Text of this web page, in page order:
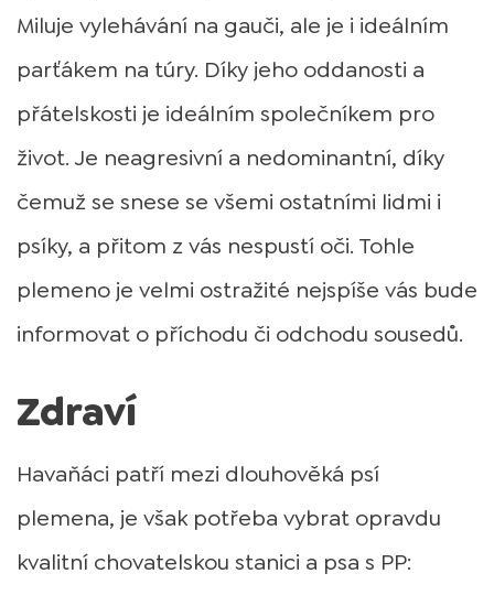
Miluje vylehávání na gauči, ale je i ideálním
parťákem na túry. Díky jeho oddanosti a
přátelskosti je ideálním společníkem pro
život. Je neagresivní a nedominantní, díky
čemuž se snese se všemi ostatními lidmi i
psíky, a přitom z vás nespustí oči. Tohle
plemeno je velmi ostražité nejspíše vás bude
informovat o příchodu či odchodu sousedů.
Zdraví
Havaňáci patří mezi dlouhověká psí
plemena, je však potřeba vybrat opravdu
kvalitní chovatelskou stanici a psa s PP: